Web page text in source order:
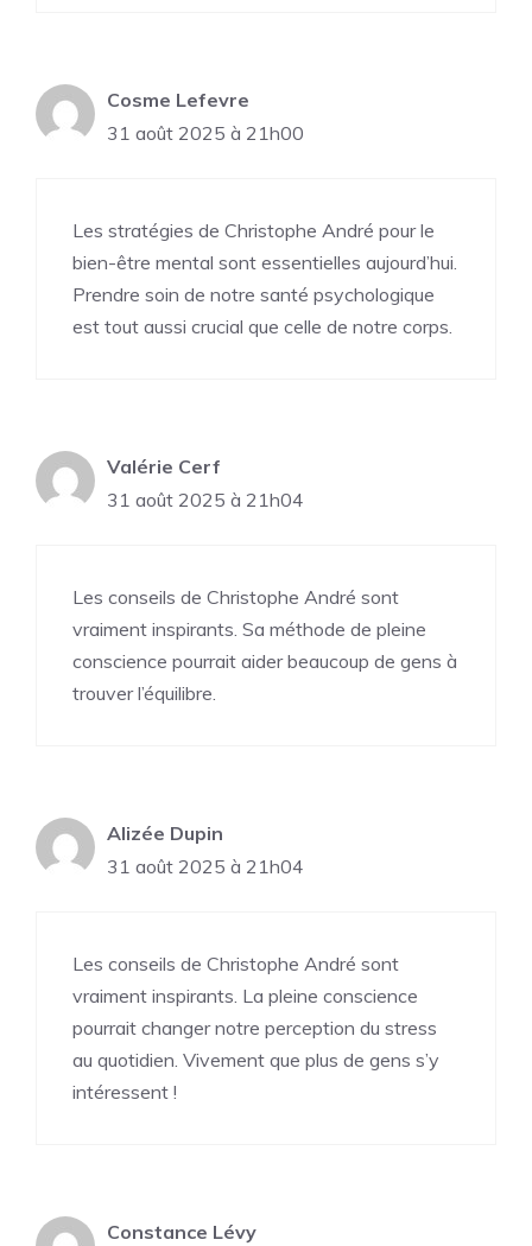
Cosme Lefevre
31 août 2025 à 21h00
Les stratégies de Christophe André pour le
bien-être mental sont essentielles aujourd’hui.
Prendre soin de notre santé psychologique
est tout aussi crucial que celle de notre corps.
Valérie Cerf
31 août 2025 à 21h04
Les conseils de Christophe André sont
vraiment inspirants. Sa méthode de pleine
conscience pourrait aider beaucoup de gens à
trouver l’équilibre.
Alizée Dupin
31 août 2025 à 21h04
Les conseils de Christophe André sont
vraiment inspirants. La pleine conscience
pourrait changer notre perception du stress
au quotidien. Vivement que plus de gens s’y
intéressent !
Constance Lévy